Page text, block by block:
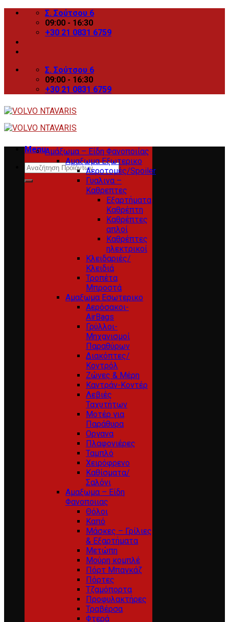
Skip
Σ. Σούτσου 6
09:00 - 16:30
+30 21 0831 6759
Σ. Σούτσου 6
09:00 - 16:30
+30 21 0831 6759
Menu
Search
for:
Αμάξωμα – Είδη Φανοποιίας
Αμαξωμα Εξωτερικο
Αεροτομές/Spoiler
Γυαλινα –
Καθρεπτες
Εξαρτήματα
Καθρέπτη
Καθρέπτες
απλοί
Καθρέπτες
ηλεκτρικοί
Κλειδαριές/
Κλειδιά
Τροπέτα
Μπροστά
Αμαξωμα Εσωτερικο
Αερόσακοι-
AirBags
Γρύλλοι-
Μηχανισμοί
Παραθύρων
Διακόπτες/
Κοντρόλ
Ζώνες & Μέρη
Καντράν-Κοντέρ
Λεβιές
Ταχυτήτων
Μοτέρ για
Παράθυρα
Οργανα
Πλαφονιέρες
Ταμπλό
Χειρόφρενο
Καθίσματα/
Σαλόνι
Αμαξωμα – Είδη
Φανοποιιας
Θόλοι
Καπό
Μάσκες – Γρίλιες
& Εξαρτήματα
Μετώπη
Μούρη κομπλέ
Πόρτ Μπαγκάζ
Πόρτες
Τζαμόπορτα
Προφυλακτήρες
Τραβέρσα
Φτερά